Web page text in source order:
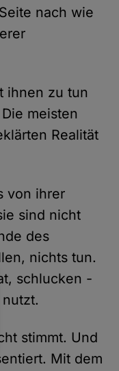
nach wie
ihnen zu tun
meisten
Realität
von ihrer
sind nicht
des
nichts tun.
schlucken -
stimmt. Und
Mit dem